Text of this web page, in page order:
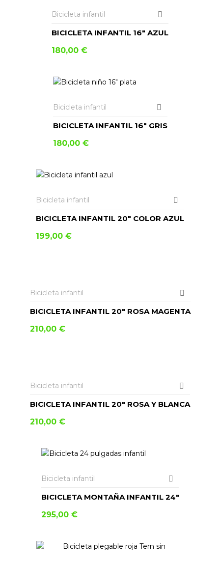
Bicicleta infantil
BICICLETA INFANTIL 16″ AZUL
180,00 €
Bicicleta infantil
BICICLETA INFANTIL 16″ GRIS
180,00 €
Bicicleta infantil
BICICLETA INFANTIL 20″ COLOR AZUL
199,00 €
Bicicleta infantil
BICICLETA INFANTIL 20″ ROSA MAGENTA
210,00 €
Bicicleta infantil
BICICLETA INFANTIL 20″ ROSA Y BLANCA
210,00 €
Bicicleta infantil
BICICLETA MONTAÑA INFANTIL 24″
295,00 €